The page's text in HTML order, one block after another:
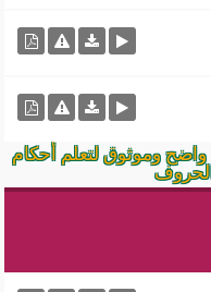
وموثوق لتعلم أحكام